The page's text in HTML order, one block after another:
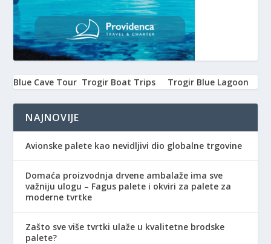
Blue Cave Tour Trogir Boat Trips Trogir Blue Lagoon
NAJNOVIJE
Avionske palete kao nevidljivi dio globalne trgovine
Domaća proizvodnja drvene ambalaže ima sve
važniju ulogu – Fagus palete i okviri za palete za
moderne tvrtke
Zašto sve više tvrtki ulaže u kvalitetne brodske
palete?